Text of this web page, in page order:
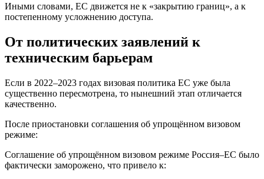
Иными словами, ЕС движется не к «закрытию границ», а к
постепенному усложнению доступа.
От политических заявлений к
техническим барьерам
Если в 2022–2023 годах визовая политика ЕС уже была
существенно пересмотрена, то нынешний этап отличается
качественно.
После приостановки соглашения об упрощённом визовом
режиме:
Соглашение об упрощённом визовом режиме Россия–ЕС было
фактически заморожено, что привело к: